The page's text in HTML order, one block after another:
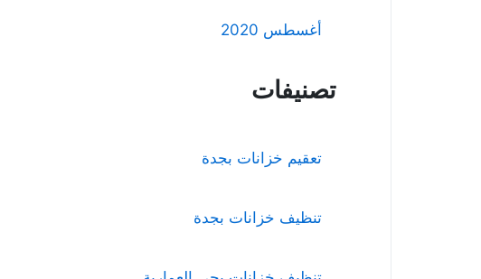
أغسطس 2020
تصنيفات
تعقيم خزانات بجدة
تنظيف خزانات بجدة